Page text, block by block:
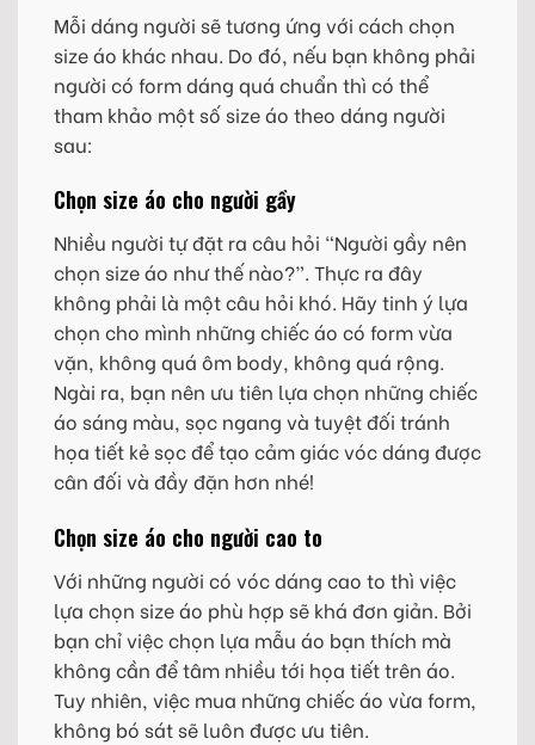
Mỗi dáng người sẽ tương ứng với cách chọn
size áo khác nhau. Do đó, nếu bạn không phải
người có form dáng quá chuẩn thì có thể
tham khảo một số size áo theo dáng người
sau:
Chọn size áo cho người gầy
Nhiều người tự đặt ra câu hỏi “Người gầy nên
chọn size áo như thế nào?”. Thực ra đây
không phải là một câu hỏi khó. Hãy tinh ý lựa
chọn cho mình những chiếc áo có form vừa
vặn, không quá ôm body, không quá rộng.
Ngài ra, bạn nên ưu tiên lựa chọn những chiếc
áo sáng màu, sọc ngang và tuyệt đối tránh
họa tiết kẻ sọc để tạo cảm giác vóc dáng được
cân đối và đầy đặn hơn nhé!
Chọn size áo cho người cao to
Với những người có vóc dáng cao to thì việc
lựa chọn size áo phù hợp sẽ khá đơn giản. Bởi
bạn chỉ việc chọn lựa mẫu áo bạn thích mà
không cần để tâm nhiều tới họa tiết trên áo.
Tuy nhiên, việc mua những chiếc áo vừa form,
không bó sát sẽ luôn được ưu tiên.